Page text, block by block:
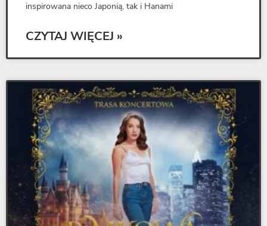
inspirowana nieco Japonią, tak i Hanami
CZYTAJ WIĘCEJ »